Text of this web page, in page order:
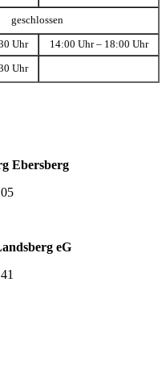
geschlossen
Uhr 14:00 Uhr – 18:00 Uhr
Uhr
Ebersberg
eG